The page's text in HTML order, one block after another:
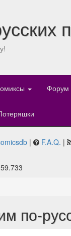
Форум
| F.A.Q. |
по-